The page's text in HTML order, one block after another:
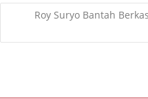
Roy Suryo Bantah